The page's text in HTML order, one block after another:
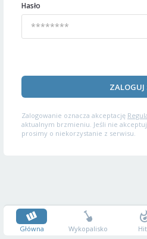
Hasło
ZALOGUJ
Zalogowanie oznacza akceptację
aktualnym brzmieniu. Jeśli nie
prosimy o niekorzystanie z serwisu.
Główna Wykopalisko